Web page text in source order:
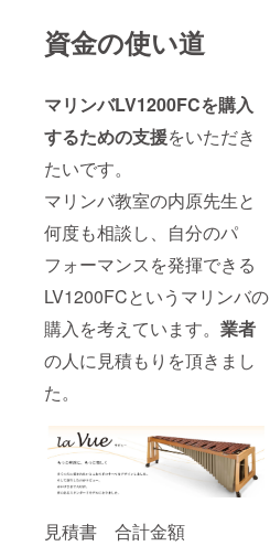
資金の使い道
マリンバLV1200FCを購入
するための支援をいただき
たいです。
マリンバ教室の内原先生と
何度も相談し、自分のパ
フォーマンスを発揮できる
LV1200FCというマリンバの
購入を考えています。 業者
の人に見積もりを頂きまし
た。
見積書 合計金額